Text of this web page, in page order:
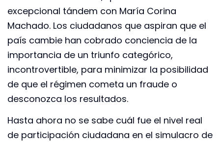
excepcional tándem con María Corina
Machado. Los ciudadanos que aspiran que el
país cambie han cobrado conciencia de la
importancia de un triunfo categórico,
incontrovertible, para minimizar la posibilidad
de que el régimen cometa un fraude o
desconozca los resultados.
Hasta ahora no se sabe cuál fue el nivel real
de participación ciudadana en el simulacro de